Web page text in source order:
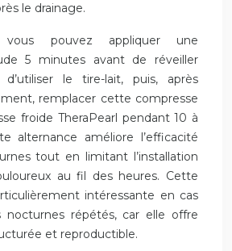
le drainage.
vous pouvez appliquer une
5 minutes avant de réveiller
le tire-lait, puis, après
remplacer cette compresse
froide TheraPearl pendant 10 à
alternance améliore l’efficacité
tout en limitant l’installation
au fil des heures. Cette
intéressante en cas
nocturnes répétés, car elle offre
et reproductible.